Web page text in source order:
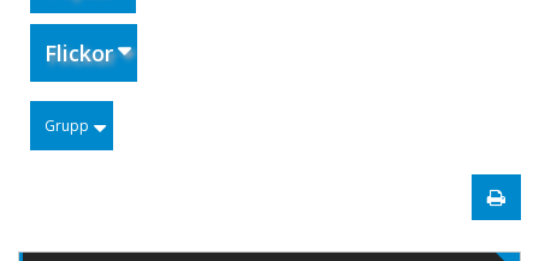
Flickor
Grupp